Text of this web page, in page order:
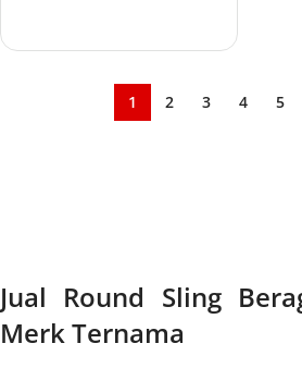
1 2 3 4 5
Jual Round Sling
Merk Ternama